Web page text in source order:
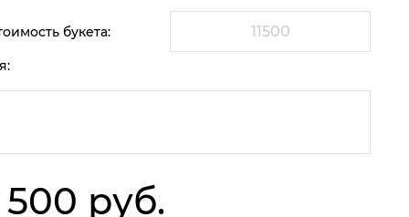
букета:
500 руб.